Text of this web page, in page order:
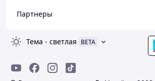
Партнеры
Тема - светлая BETA